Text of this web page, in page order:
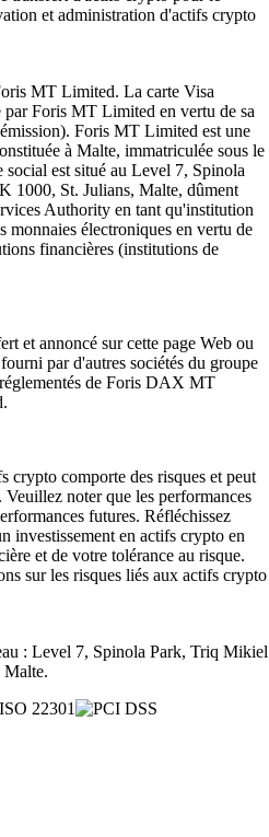
et administration d'actifs crypto
MT Limited. La carte Visa
par Foris MT Limited en vertu de sa
Foris MT Limited est une
à Malte, immatriculée sous le
est situé au Level 7, Spinola
1000, St. Julians, Malte, dûment
Authority en tant qu'institution
monnaies électroniques en vertu de
financières (institutions de
et annoncé sur cette page Web ou
par d'autres sociétés du groupe
de Foris DAX MT
crypto comporte des risques et peut
noter que les performances
futures. Réfléchissez
investissement en actifs crypto en
et de votre tolérance au risque.
sur les risques liés aux actifs crypto
: Level 7, Spinola Park, Triq Mikiel
Malte.